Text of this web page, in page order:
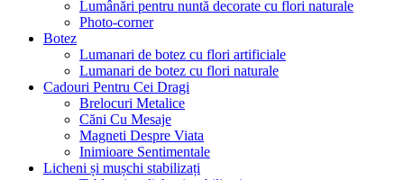
Lumânări pentru nuntă decorate cu flori naturale
Photo-corner
Botez
Lumanari de botez cu flori artificiale
Lumanari de botez cu flori naturale
Cadouri Pentru Cei Dragi
Brelocuri Metalice
Căni Cu Mesaje
Magneti Despre Viata
Inimioare Sentimentale
Licheni și mușchi stabilizați